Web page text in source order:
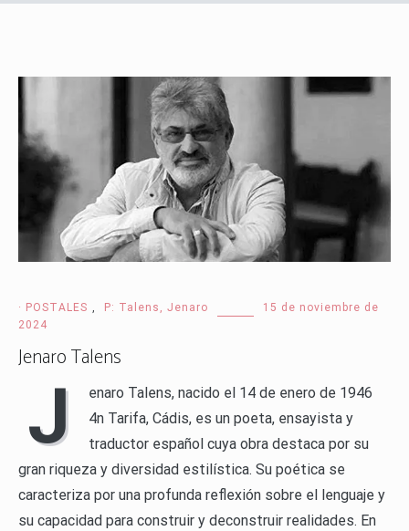
· POSTALES , P: Talens, Jenaro
15 de noviembre de
2024
Jenaro Talens
J
enaro Talens, nacido el 14 de enero de 1946
4n Tarifa, Cádis, es un poeta, ensayista y
traductor español cuya obra destaca por su
gran riqueza y diversidad estilística. Su poética se
caracteriza por una profunda reflexión sobre el lenguaje y
su capacidad para construir y deconstruir realidades. En